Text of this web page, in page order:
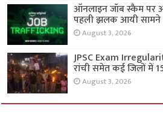
ऑनलाइन जॉब स्कैम पर
पहली झलक आयी सामने
August 3, 2026
JPSC Exam
रांची समेत कई जिलों में
August 3, 2026